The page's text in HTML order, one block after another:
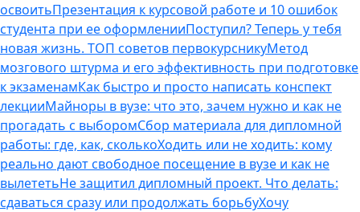
освоитьПрезентация к курсовой работе и 10 ошибок
студента при ее оформленииПоступил? Теперь у тебя
новая жизнь. ТОП советов первокурсникуМетод
мозгового штурма и его эффективность при подготовке
к экзаменамКак быстро и просто написать конспект
лекцииМайноры в вузе: что это, зачем нужно и как не
прогадать с выборомСбор материала для дипломной
работы: где, как, сколькоХодить или не ходить: кому
реально дают свободное посещение в вузе и как не
вылететьНе защитил дипломный проект. Что делать:
сдаваться сразу или продолжать борьбуХочу